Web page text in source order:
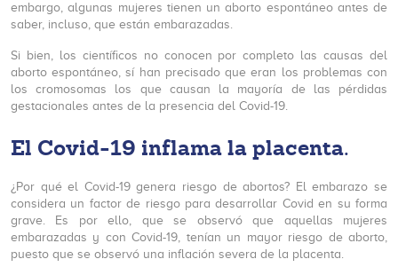
embargo, algunas mujeres tienen un aborto espontáneo antes de
saber, incluso, que están embarazadas.
Si bien, los científicos no conocen por completo las causas del
aborto espontáneo, sí han precisado que eran los problemas con
los cromosomas los que causan la mayoría de las pérdidas
gestacionales antes de la presencia del Covid-19.
El Covid-19 inflama la placenta.
¿Por qué el Covid-19 genera riesgo de abortos? El embarazo se
considera un factor de riesgo para desarrollar Covid en su forma
grave. Es por ello, que se observó que aquellas mujeres
embarazadas y con Covid-19, tenían un mayor riesgo de aborto,
puesto que se observó una inflación severa de la placenta.